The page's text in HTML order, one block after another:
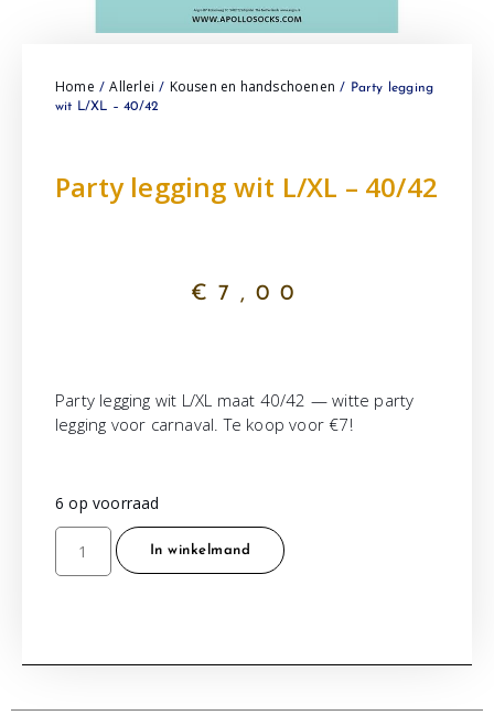
Home /Allerlei / Kousen en handschoenen / Party legging
wit L/XL – 40/42
Party legging wit L/XL – 40/42
€ 7,00
Party legging wit L/XL maat 40/42 — witte party
legging voor carnaval. Te koop voor €7!
6 op voorraad
In winkelmand